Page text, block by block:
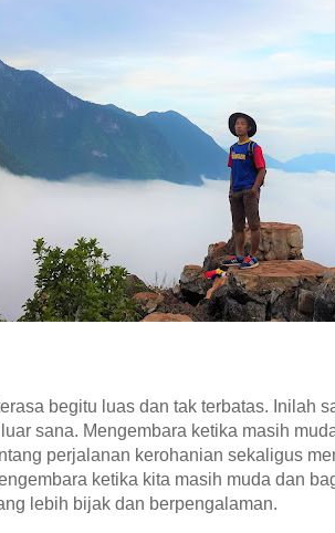
begitu luas dan tak terbatas. Inilah
sana. Mengembara ketika masih
perjalanan kerohanian sekaligus
ketika kita masih muda dan
lebih bijak dan berpengalaman.